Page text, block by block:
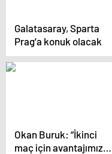
Galatasaray, Sparta
Prag’a konuk olacak
Okan Buruk: “İkinci
maç için avantajımız